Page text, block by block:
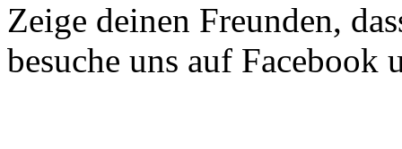
Zeige deinen Freunden,
besuche uns auf Facebook